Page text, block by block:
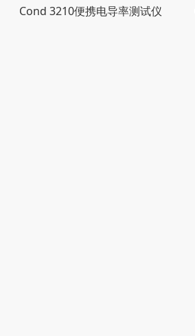
Cond 3210便携电导率测试仪